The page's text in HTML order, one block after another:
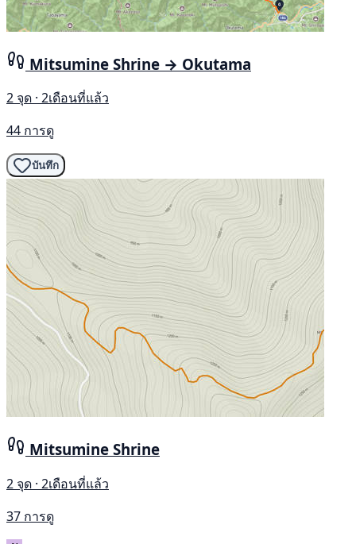
Mitsumine Shrine → Okutama
2 จุด · 2เดือนที่แล้ว
44 การดู
บันทึก
Mitsumine Shrine
2 จุด · 2เดือนที่แล้ว
37 การดู